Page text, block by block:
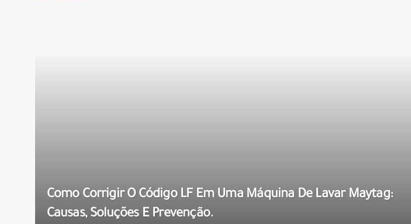
Como Corrigir O Código LF Em Uma Máquina De Lavar Maytag:
Causas, Soluções E Prevenção.